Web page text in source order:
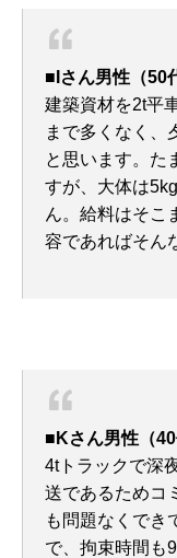
■Iさん男性（50
建築資材を2t平
まで多くなく、
と思います。た
すが、大体は
ん。給料はそこ
容であればそん
■Kさん男性（
4tトラックで深
送であるためコ
も問題なくでき
で、拘束時間も